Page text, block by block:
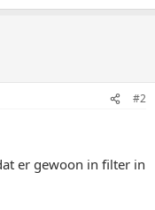
#2
er gewoon in filter in